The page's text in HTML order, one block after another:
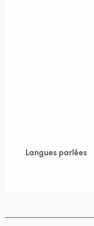
Langues parlées
Langues parlées